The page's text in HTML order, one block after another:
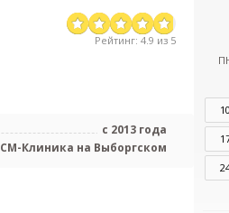
Рейтинг: 4.9 из 5
с 2013 года
СМ-Клиника на Выборгском
10